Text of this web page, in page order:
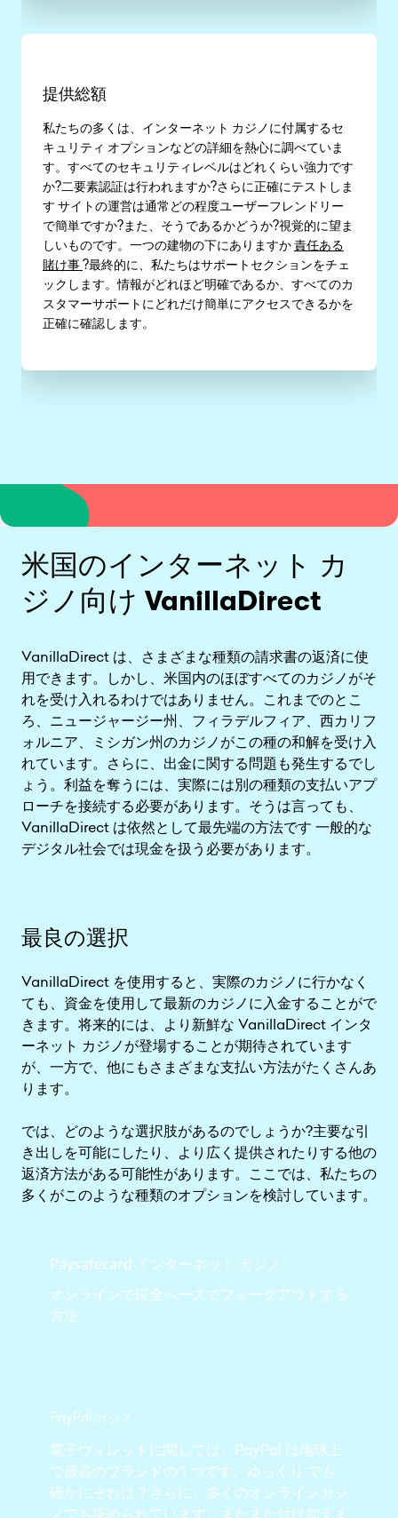
提供総額
私たちの多くは、インターネット カジノに付属するセ
キュリティ オプションなどの詳細を熱心に調べていま
す。すべてのセキュリティレベルはどれくらい強力です
か?二要素認証は行われますか?さらに正確にテストしま
す サイトの運営は通常どの程度ユーザーフレンドリー
で簡単ですか?また、そうであるかどうか?視覚的に望ま
しいものです。一つの建物の下にありますか 責任ある
賭け事 ?最終的に、私たちはサポートセクションをチェ
ックします。情報がどれほど明確であるか、すべてのカ
スタマーサポートにどれだけ簡単にアクセスできるかを
正確に確認します。
米国のインターネット カ
ジノ向け VanillaDirect
VanillaDirect は、さまざまな種類の請求書の返済に使
用できます。しかし、米国内のほぼすべてのカジノがそ
れを受け入れるわけではありません。これまでのとこ
ろ、ニュージャージー州、フィラデルフィア、西カリフ
ォルニア、ミシガン州のカジノがこの種の和解を受け入
れています。さらに、出金に関する問題も発生するでし
ょう。利益を奪うには、実際には別の種類の支払いアプ
ローチを接続する必要があります。そうは言っても、
VanillaDirect は依然として最先端の方法です 一般的な
デジタル社会では現金を扱う必要があります。
最良の選択
VanillaDirect を使用すると、実際のカジノに行かなく
ても、資金を使用して最新のカジノに入金することがで
きます。将来的には、より新鮮な VanillaDirect インタ
ーネット カジノが登場することが期待されています
が、一方で、他にもさまざまな支払い方法がたくさんあ
ります。
では、どのような選択肢があるのでしょうか?主要な引
き出しを可能にしたり、より広く提供されたりする他の
返済方法がある可能性があります。ここでは、私たちの
多くがこのような種類のオプションを検討しています。
Paysafecard インターネット カジノ
オンラインで現金ベースでフォークアウトする
方法
PayPal カジノ
電子ウォレットに関しては、PayPal は地球上
で最高のブランドの 1 つです。ゆっくり でも
確かにそれは？さらに、多くのオンラインカジ